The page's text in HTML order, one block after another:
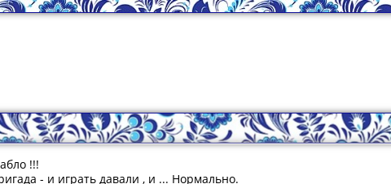
!!!
- и играть давали , и ... Нормально.